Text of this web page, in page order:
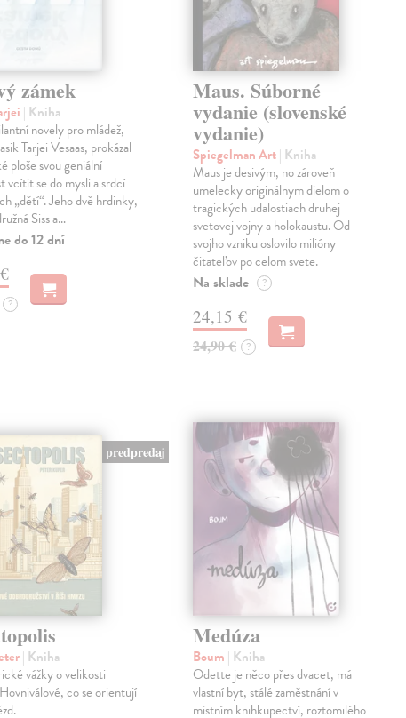
zámek
| Kniha
novely pro mládež,
Tarjei Vesaas, prokázal
ploše svou geniální
vcítit se do mysli a srdcí
„dětí“. Jeho dvě hrdinky,
Siss a…
do 12 dní
?
Maus. Súborné
vydanie (slovenské
vydanie)
Spiegelman Art| Kniha
Maus je desivým, no zároveň
umelecky originálnym dielom o
tragických udalostiach druhej
svetovej vojny a holokaustu. Od
svojho vzniku oslovilo milióny
čitateľov po celom svete.
Na sklade ?
24,15 €
24,90 € ?
predpredaj
| Kniha
vážky o velikosti
co se orientují
Medúza
Boum | Kniha
Odette je něco přes dvacet, má
vlastní byt, stálé zaměstnání v
místním knihkupectví, roztomilého